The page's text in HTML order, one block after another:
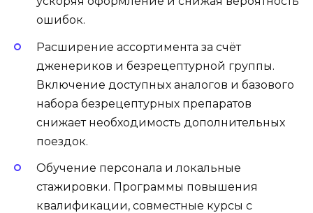
ошибок.
Расширение ассортимента за счёт
дженериков и безрецептурной группы.
Включение доступных аналогов и базового
набора безрецептурных препаратов
снижает необходимость дополнительных
поездок.
Обучение персонала и локальные
стажировки. Программы повышения
квалификации, совместные курсы с